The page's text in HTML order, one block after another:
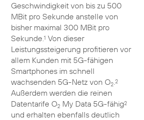
Geschwindigkeit von bis zu 500
MBit pro Sekunde anstelle von
bisher maximal 300 MBit pro
Sekunde.1 Von dieser
Leistungssteigerung profitieren vor
allem Kunden mit 5G-fähigen
Smartphones im schnell
wachsenden 5G-Netz von O2.2
Außerdem werden die reinen
Datentarife O2My Data 5G-fähig2
und erhalten ebenfalls deutlich